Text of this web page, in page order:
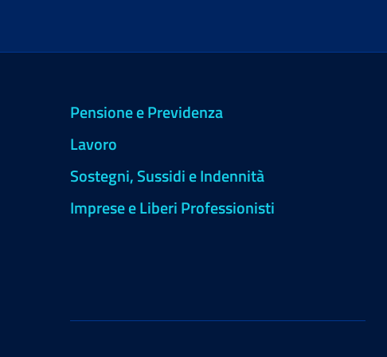
Pensione e Previdenza
Lavoro
Sostegni, Sussidi e Indennità
Imprese e Liberi Professionisti